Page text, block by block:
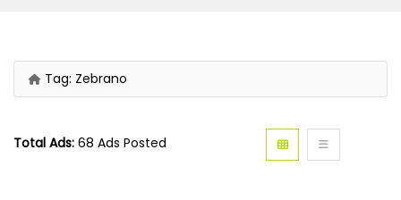
Tag: Zebrano
Total Ads: 68 Ads Posted